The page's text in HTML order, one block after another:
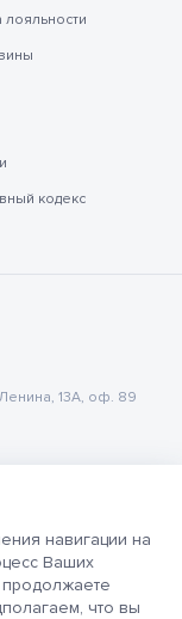
навигации на
Ваших
что вы
кодекс
13А, оф. 89